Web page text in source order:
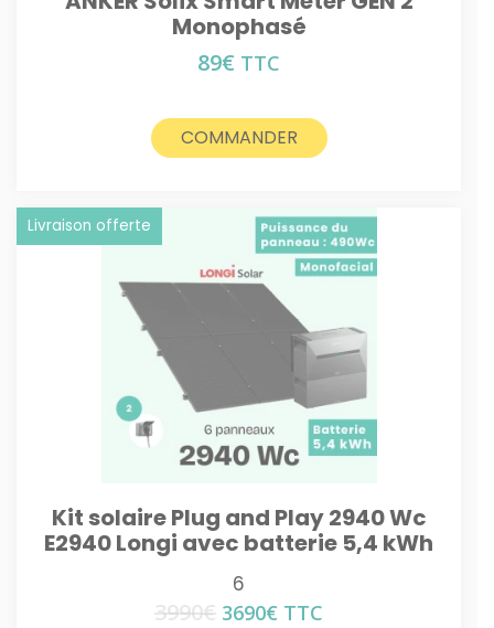
Monophasé
89€ TTC
COMMANDER
Kit solaire Plug and Play 2940 Wc
E2940 Longi avec batterie 5,4 kWh
Livraison offerte
6
3990€ Le
3690€ Le
TTC